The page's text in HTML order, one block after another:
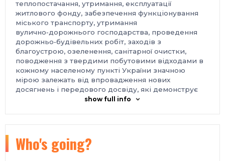
теплопостачання, утримання, експлуатації
житлового фонду, забезпечення функціонування
міського транспорту, утримання
вулично‑дорожнього господарства, проведення
дорожньо‑будівельних робіт, заходів з
благоустрою, озеленення, санітарної очистки,
поводження з твердими побутовими відходами в
кожному населеному пункті України значною
мірою залежать від впровадження нових
досягнень і передового досвіду, які демонструє
експозиція виставки.
Броварський проспект, 15, станція метро
«Лівобережна»
show full info
Who's going?